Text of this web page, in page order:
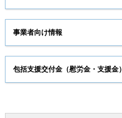
事業者向け情報
包括支援交付金（慰労金・支援金）